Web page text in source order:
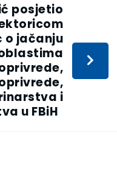
posjetio
o jačanju
i
u FBiH